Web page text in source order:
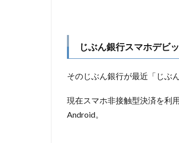
じぶん銀行スマホデビ
そのじぶん銀行が最近「じぶ
現在スマホ非接触型決済を利
Android。